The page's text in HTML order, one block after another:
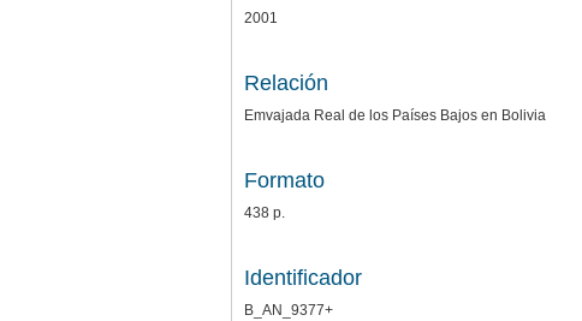
2001
Relación
Emvajada Real de los Países Bajos en Bolivia
Formato
438 p.
Identificador
B_AN_9377+